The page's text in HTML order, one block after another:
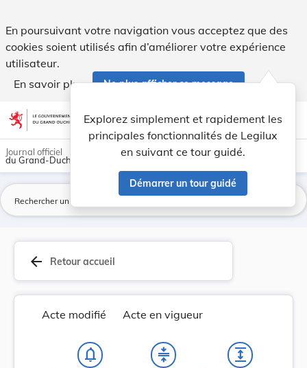
En poursuivant votre navigation vous acceptez que des
cookies soient utilisés afin d’améliorer votre expérience
utilisateur.
En savoir plus
Ne plus afficher ce message
Aller au contenu account_circle help Aide
Explorez simplement et rapidement les
principales fonctionnalités de Legilux
en suivant ce tour guidé.
Démarrer un tour guidé
light_mode dark_mode
Journal officiel
du Grand-Duché de Luxembourg
arrow_back Retour accueil
Acte modifié Acte en vigueur
notifications_none compress expand